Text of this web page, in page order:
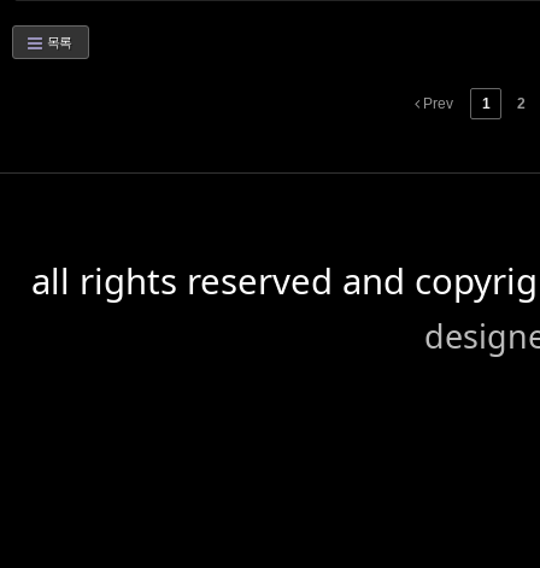
목록
Prev 1 2
all rights reserved and